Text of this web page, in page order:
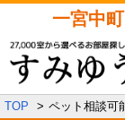
一宮中
TOP ペット相談可